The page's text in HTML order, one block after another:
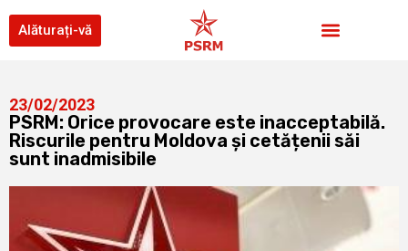
Alăturați-vă
23/02/2023
PSRM: Orice provocare este inacceptabilă.
Riscurile pentru Moldova și cetățenii săi
sunt inadmisibile